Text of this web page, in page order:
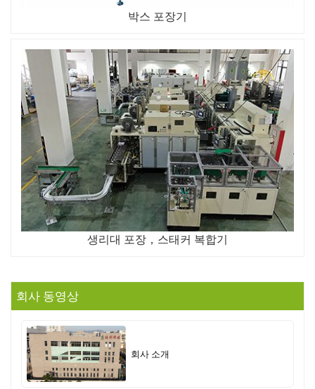
박스 포장기
생리대 포장，스태커 복합기
회사 동영상
회사 소개